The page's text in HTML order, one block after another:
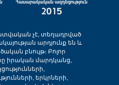
չէ, տեղադրված
արդյունք են և
բնույթ։ Բոլոր
իրական մարդկանց,
երկրների,